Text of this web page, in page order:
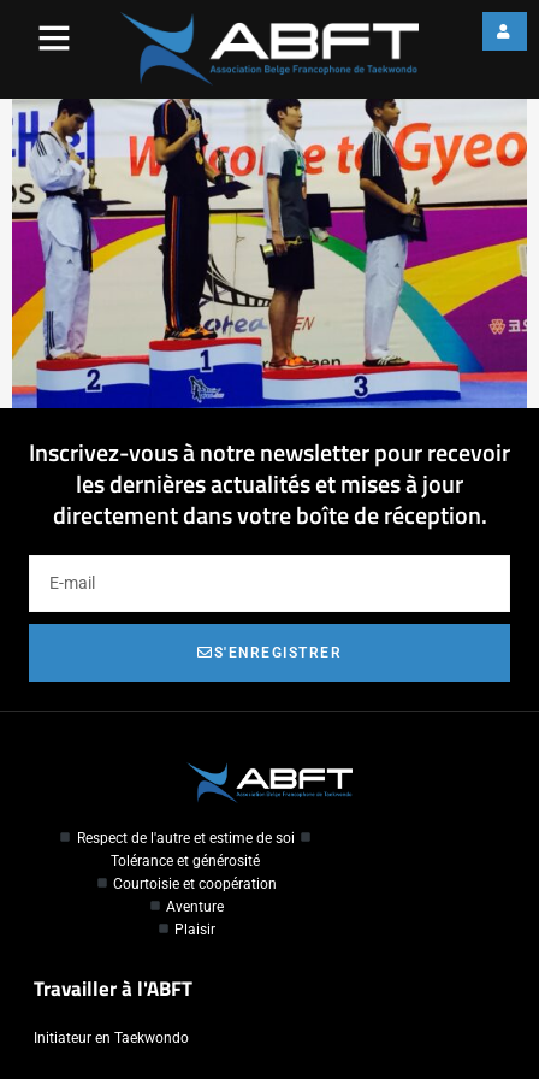
Inscrivez-vous à notre newsletter pour recevoir
les dernières actualités et mises à jour
directement dans votre boîte de réception.
S'ENREGISTRER
Respect de l'autre et estime de soi
Tolérance et générosité
Courtoisie et coopération
Aventure
Plaisir
Travailler à l'ABFT
Initiateur en Taekwondo